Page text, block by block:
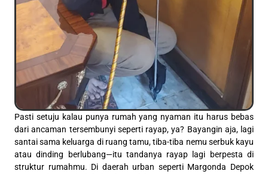
Pasti setuju kalau punya rumah yang nyaman itu harus bebas
dari ancaman tersembunyi seperti rayap, ya? Bayangin aja, lagi
santai sama keluarga di ruang tamu, tiba-tiba nemu serbuk kayu
atau dinding berlubang—itu tandanya rayap lagi berpesta di
struktur rumahmu. Di daerah urban seperti Margonda Depok